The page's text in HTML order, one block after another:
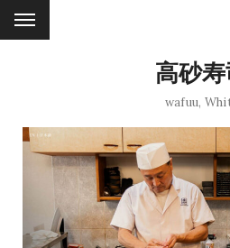
高砂寿
wafuu,